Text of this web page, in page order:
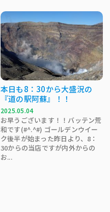
本日も8：30から大盛況の
『道の駅阿蘇』！！
2025.05.04
お早うございます！！バッテン荒
和です(#^.^#) ゴールデンウイー
ク後半が始まった昨日より、8：
30からの当店ですが内外からの
お...